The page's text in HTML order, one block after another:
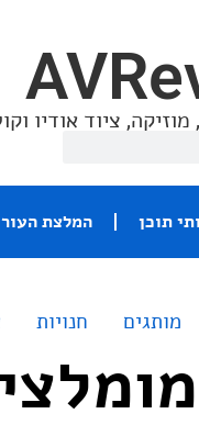
ציוד אודיו
תוכן המלצת
מותגים חנויות